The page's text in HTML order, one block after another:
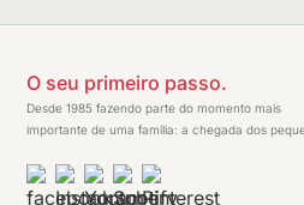
O seu primeiro passo.
Desde 1985 fazendo parte do momento mais
importante de uma família: a chegada dos